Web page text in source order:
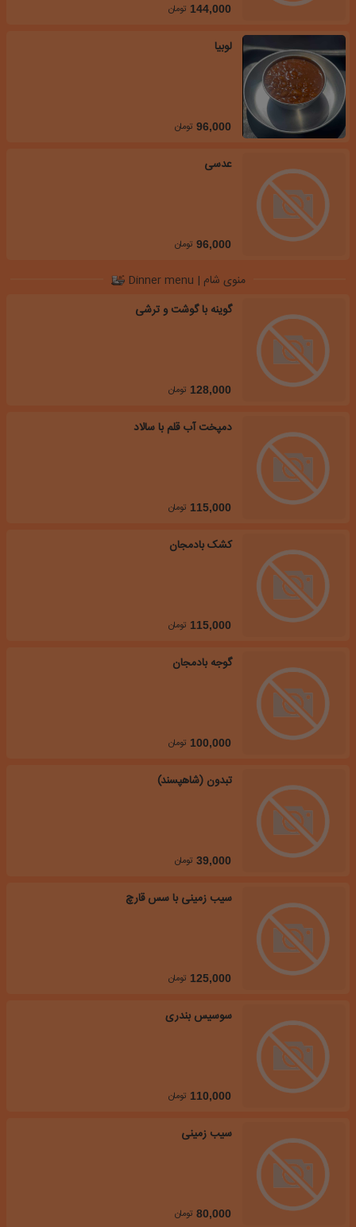
144,000 تومان
لوبیا
96,000 تومان
عدسی
96,000 تومان
منوی شام | Dinner menu
گوینه با گوشت و ترشی
128,000 تومان
دمپخت آب قلم با سالاد
115,000 تومان
کشک بادمجان
115,000 تومان
گوجه بادمجان
100,000 تومان
تبدون (شاهپسند)
39,000 تومان
سیب زمینی با سس قارچ
125,000 تومان
سوسیس بندری
110,000 تومان
سیب زمینی
80,000 تومان